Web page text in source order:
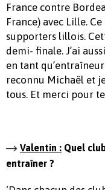
France contre
France) avec Lille.
supporters lillois.
demi- finale. J’ai
en tant
reconnu Michaël et
tous. Et merci pour
Valentin : Quel
entraîner ?